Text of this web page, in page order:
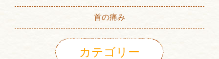
首の痛み
カテゴリー